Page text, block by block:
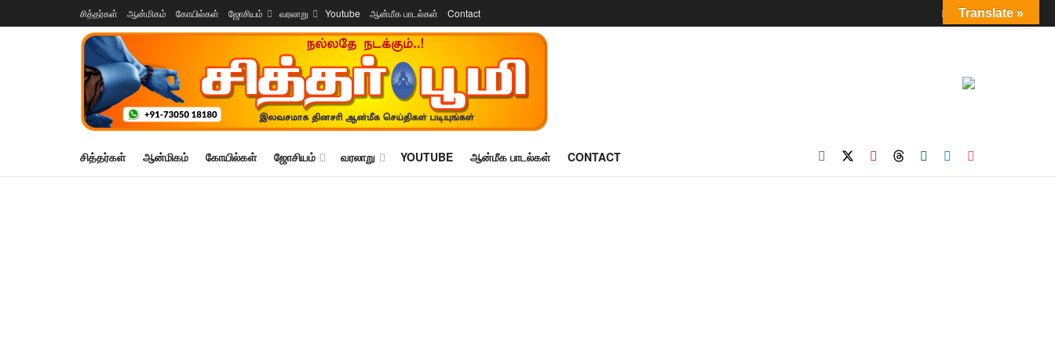
சித்தர்கள் ஆன்மிகம் கோயில்கள் ஜோசியம் வரலாறு Youtube ஆன்மீக பாடல்கள் Contact Login
சித்தர்கள் ஆன்மிகம் கோயில்கள் ஜோசியம் வரலாறு YOUTUBE ஆன்மீக பாடல்கள் CONTACT
Translate »